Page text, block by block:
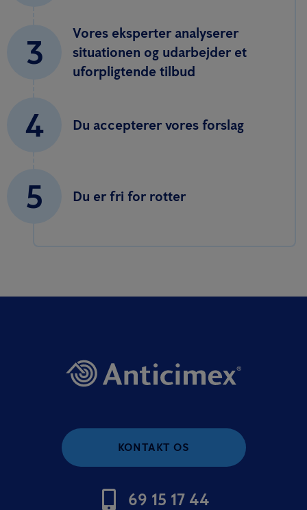
3
Vores eksperter analyserer
situationen og udarbejder et
uforpligtende tilbud
4 Du accepterer vores forslag
5 Du er fri for rotter
KONTAKT OS
69 15 17 44